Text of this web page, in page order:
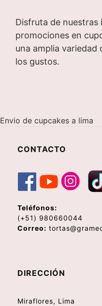
Disfruta de nuestras
promociones en
una amplia variedad
los gustos.
Envio de cupcakes a lima
CONTACTO
Teléfonos:
(+51) 980660044
Correo:
DIRECCIÓN
Miraflores, Lima